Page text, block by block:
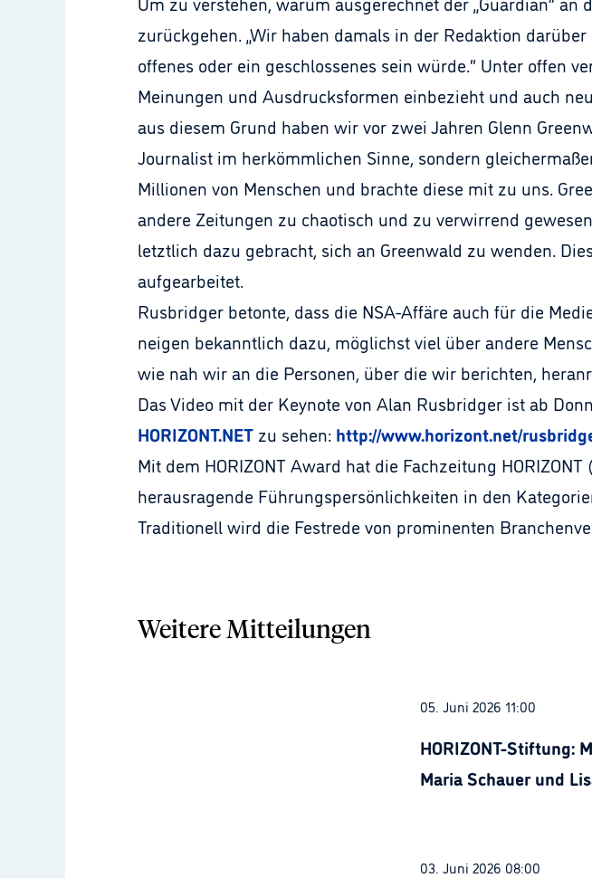
zurückgehen. „Wir haben damals in der Redaktion
offenes oder ein geschlossenes sein würde.“ Unter offen
Meinungen und Ausdrucksformen einbezieht und auch
aus diesem Grund haben wir vor zwei Jahren Glenn
Journalist im herkömmlichen Sinne, sondern
Millionen von Menschen und brachte diese mit zu uns.
andere Zeitungen zu chaotisch und zu verwirrend
letztlich dazu gebracht, sich an Greenwald zu wenden.
aufgearbeitet.
Rusbridger betonte, dass die NSA-Affäre auch für die
neigen bekanntlich dazu, möglichst viel über andere
wie nah wir an die Personen, über die wir berichten,
Das Video mit der Keynote von Alan Rusbridger ist ab
HORIZONT.NET zu sehen: http://www.horizont.net/
Mit dem HORIZONT Award hat die Fachzeitung
herausragende Führungspersönlichkeiten in den
Traditionell wird die Festrede von prominenten
Weitere Mitteilungen
05. Juni 2026 11:00
HORIZONT-Stiftung:
Maria Schauer und
03. Juni 2026 08:00